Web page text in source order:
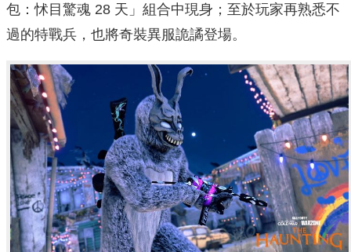
包：怵目驚魂 28 天」組合中現身；至於玩家再熟悉不
過的特戰兵，也將奇裝異服詭譎登場。